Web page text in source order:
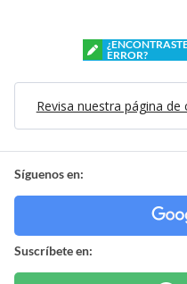
ERROR?
Revisa nuestra página de
Síguenos en:
Suscríbete en: